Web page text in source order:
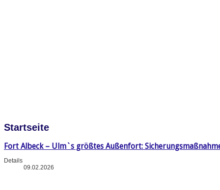
Startseite
Fort Albeck – Ulm`s größtes Außenfort:
Details
09.02.2026